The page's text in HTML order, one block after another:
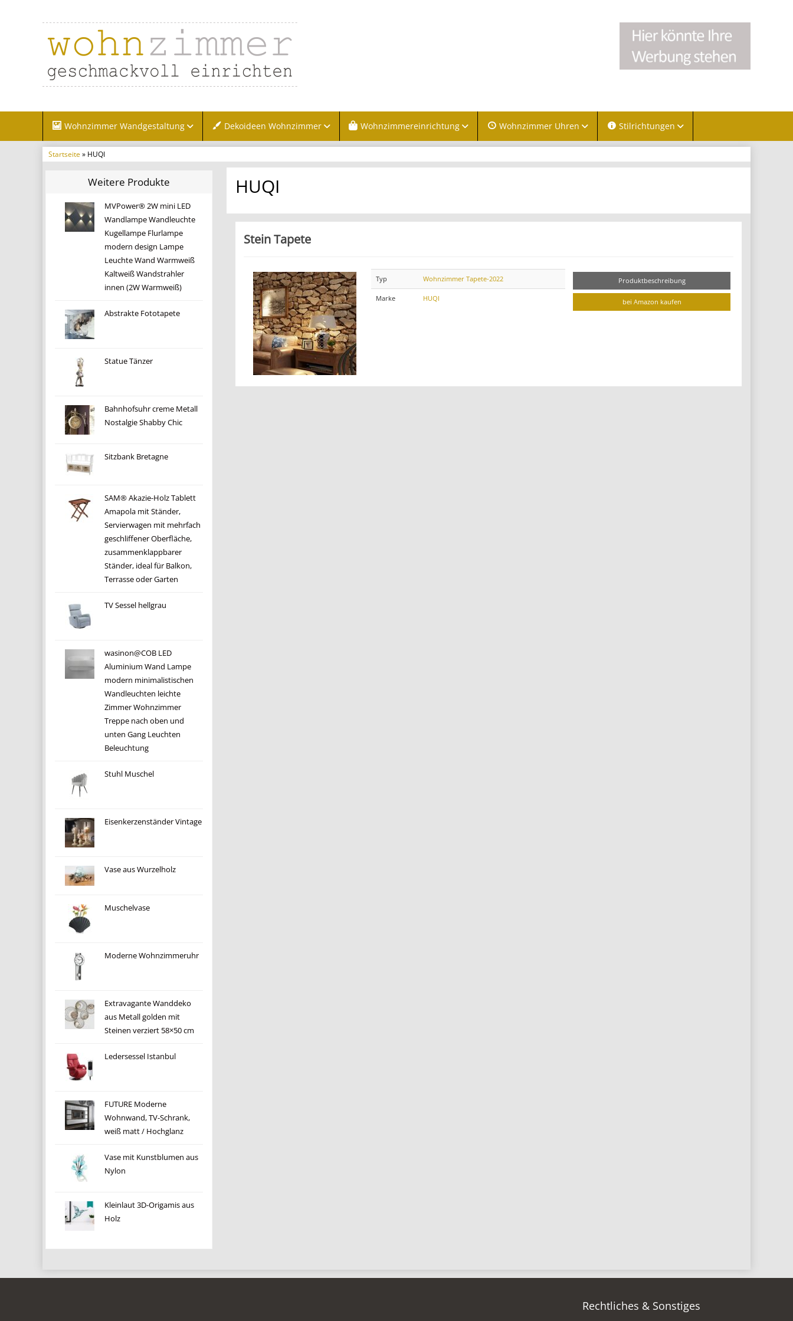
Wohnzimmer Wandgestaltung Dekoideen Wohnzimmer Wohnzimmereinrichtung Wohnzimmer Uhren Stilrichtungen
Startseite» HUQI
Weitere Produkte
MVPower® 2W mini LED
Wandlampe Wandleuchte
Kugellampe Flurlampe
modern design Lampe
Leuchte Wand Warmweiß
Kaltweiß Wandstrahler
innen (2W Warmweiß)
Abstrakte Fototapete
Statue Tänzer
Bahnhofsuhr creme Metall
Nostalgie Shabby Chic
Sitzbank Bretagne
SAM® Akazie-Holz Tablett
Amapola mit Ständer,
Servierwagen mit mehrfach
geschliffener Oberfläche,
zusammenklappbarer
Ständer, ideal für Balkon,
Terrasse oder Garten
TV Sessel hellgrau
wasinon@COB LED
Aluminium Wand Lampe
modern minimalistischen
Wandleuchten leichte
Zimmer Wohnzimmer
Treppe nach oben und
unten Gang Leuchten
Beleuchtung
Stuhl Muschel
Eisenkerzenständer Vintage
Vase aus Wurzelholz
Muschelvase
Moderne Wohnzimmeruhr
Extravagante Wanddeko
aus Metall golden mit
Steinen verziert 58×50 cm
Ledersessel Istanbul
FUTURE Moderne
Wohnwand, TV-Schrank,
weiß matt / Hochglanz
Vase mit Kunstblumen aus
Nylon
Kleinlaut 3D-Origamis aus
Holz
HUQI
Stein Tapete
Typ Wohnzimmer Tapete-2022
Marke HUQI
Produktbeschreibung
bei Amazon kaufen
Rechtliches & Sonstiges